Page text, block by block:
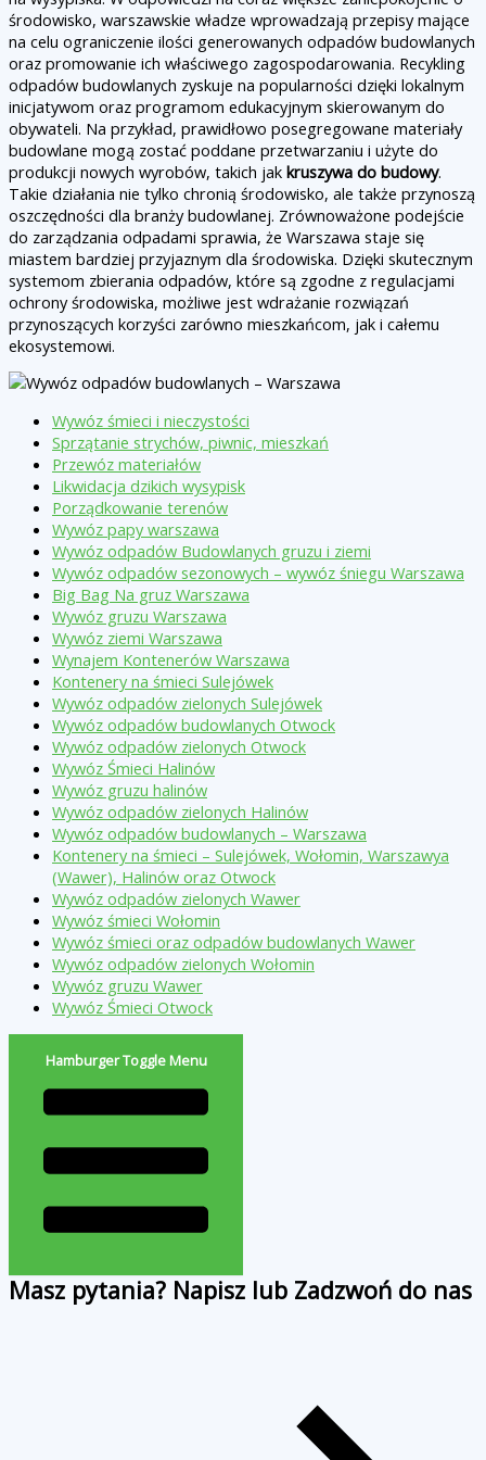
środowisko, warszawskie władze wprowadzają przepisy mające
na celu ograniczenie ilości generowanych odpadów budowlanych
oraz promowanie ich właściwego zagospodarowania. Recykling
odpadów budowlanych zyskuje na popularności dzięki lokalnym
inicjatywom oraz programom edukacyjnym skierowanym do
obywateli. Na przykład, prawidłowo posegregowane materiały
budowlane mogą zostać poddane przetwarzaniu i użyte do
produkcji nowych wyrobów, takich jak kruszywa do budowy.
Takie działania nie tylko chronią środowisko, ale także przynoszą
oszczędności dla branży budowlanej. Zrównoważone podejście
do zarządzania odpadami sprawia, że Warszawa staje się
miastem bardziej przyjaznym dla środowiska. Dzięki skutecznym
systemom zbierania odpadów, które są zgodne z regulacjami
ochrony środowiska, możliwe jest wdrażanie rozwiązań
przynoszących korzyści zarówno mieszkańcom, jak i całemu
ekosystemowi.
Wywóz śmieci i nieczystości
Sprzątanie strychów, piwnic, mieszkań
Przewóz materiałów
Likwidacja dzikich wysypisk
Porządkowanie terenów
Wywóz papy warszawa
Wywóz odpadów Budowlanych gruzu i ziemi
Wywóz odpadów sezonowych – wywóz śniegu Warszawa
Big Bag Na gruz Warszawa
Wywóz gruzu Warszawa
Wywóz ziemi Warszawa
Wynajem Kontenerów Warszawa
Kontenery na śmieci Sulejówek
Wywóz odpadów zielonych Sulejówek
Wywóz odpadów budowlanych Otwock
Wywóz odpadów zielonych Otwock
Wywóz Śmieci Halinów
Wywóz gruzu halinów
Wywóz odpadów zielonych Halinów
Wywóz odpadów budowlanych – Warszawa
Kontenery na śmieci – Sulejówek, Wołomin, Warszawya
(Wawer), Halinów oraz Otwock
Wywóz odpadów zielonych Wawer
Wywóz śmieci Wołomin
Wywóz śmieci oraz odpadów budowlanych Wawer
Wywóz odpadów zielonych Wołomin
Wywóz gruzu Wawer
Wywóz Śmieci Otwock
Hamburger Toggle Menu
Masz pytania? Napisz lub Zadzwoń do nas